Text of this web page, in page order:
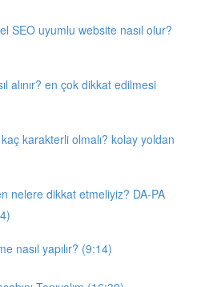
SEO uyumlu website nasıl olur?
alınır? en çok dikkat edilmesi
kaç karakterli olmalı? kolay yoldan
nelere dikkat etmeliyiz? DA-PA
nasıl yapılır? (9:14)